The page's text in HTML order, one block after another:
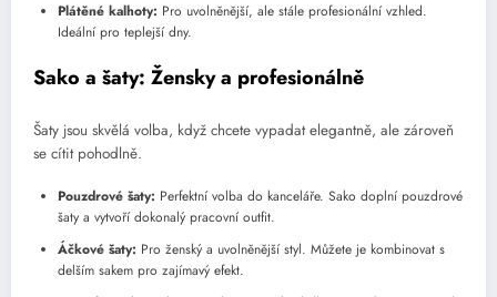
Plátěné kalhoty: Pro uvolněnější, ale stále profesionální vzhled.
Ideální pro teplejší dny.
Sako a šaty: Žensky a profesionálně
Šaty jsou skvělá volba, když chcete vypadat elegantně, ale zároveň
se cítit pohodlně.
Pouzdrové šaty: Perfektní volba do kanceláře. Sako doplní pouzdrové
šaty a vytvoří dokonalý pracovní outfit.
Áčkové šaty: Pro ženský a uvolněnější styl. Můžete je kombinovat s
delším sakem pro zajímavý efekt.